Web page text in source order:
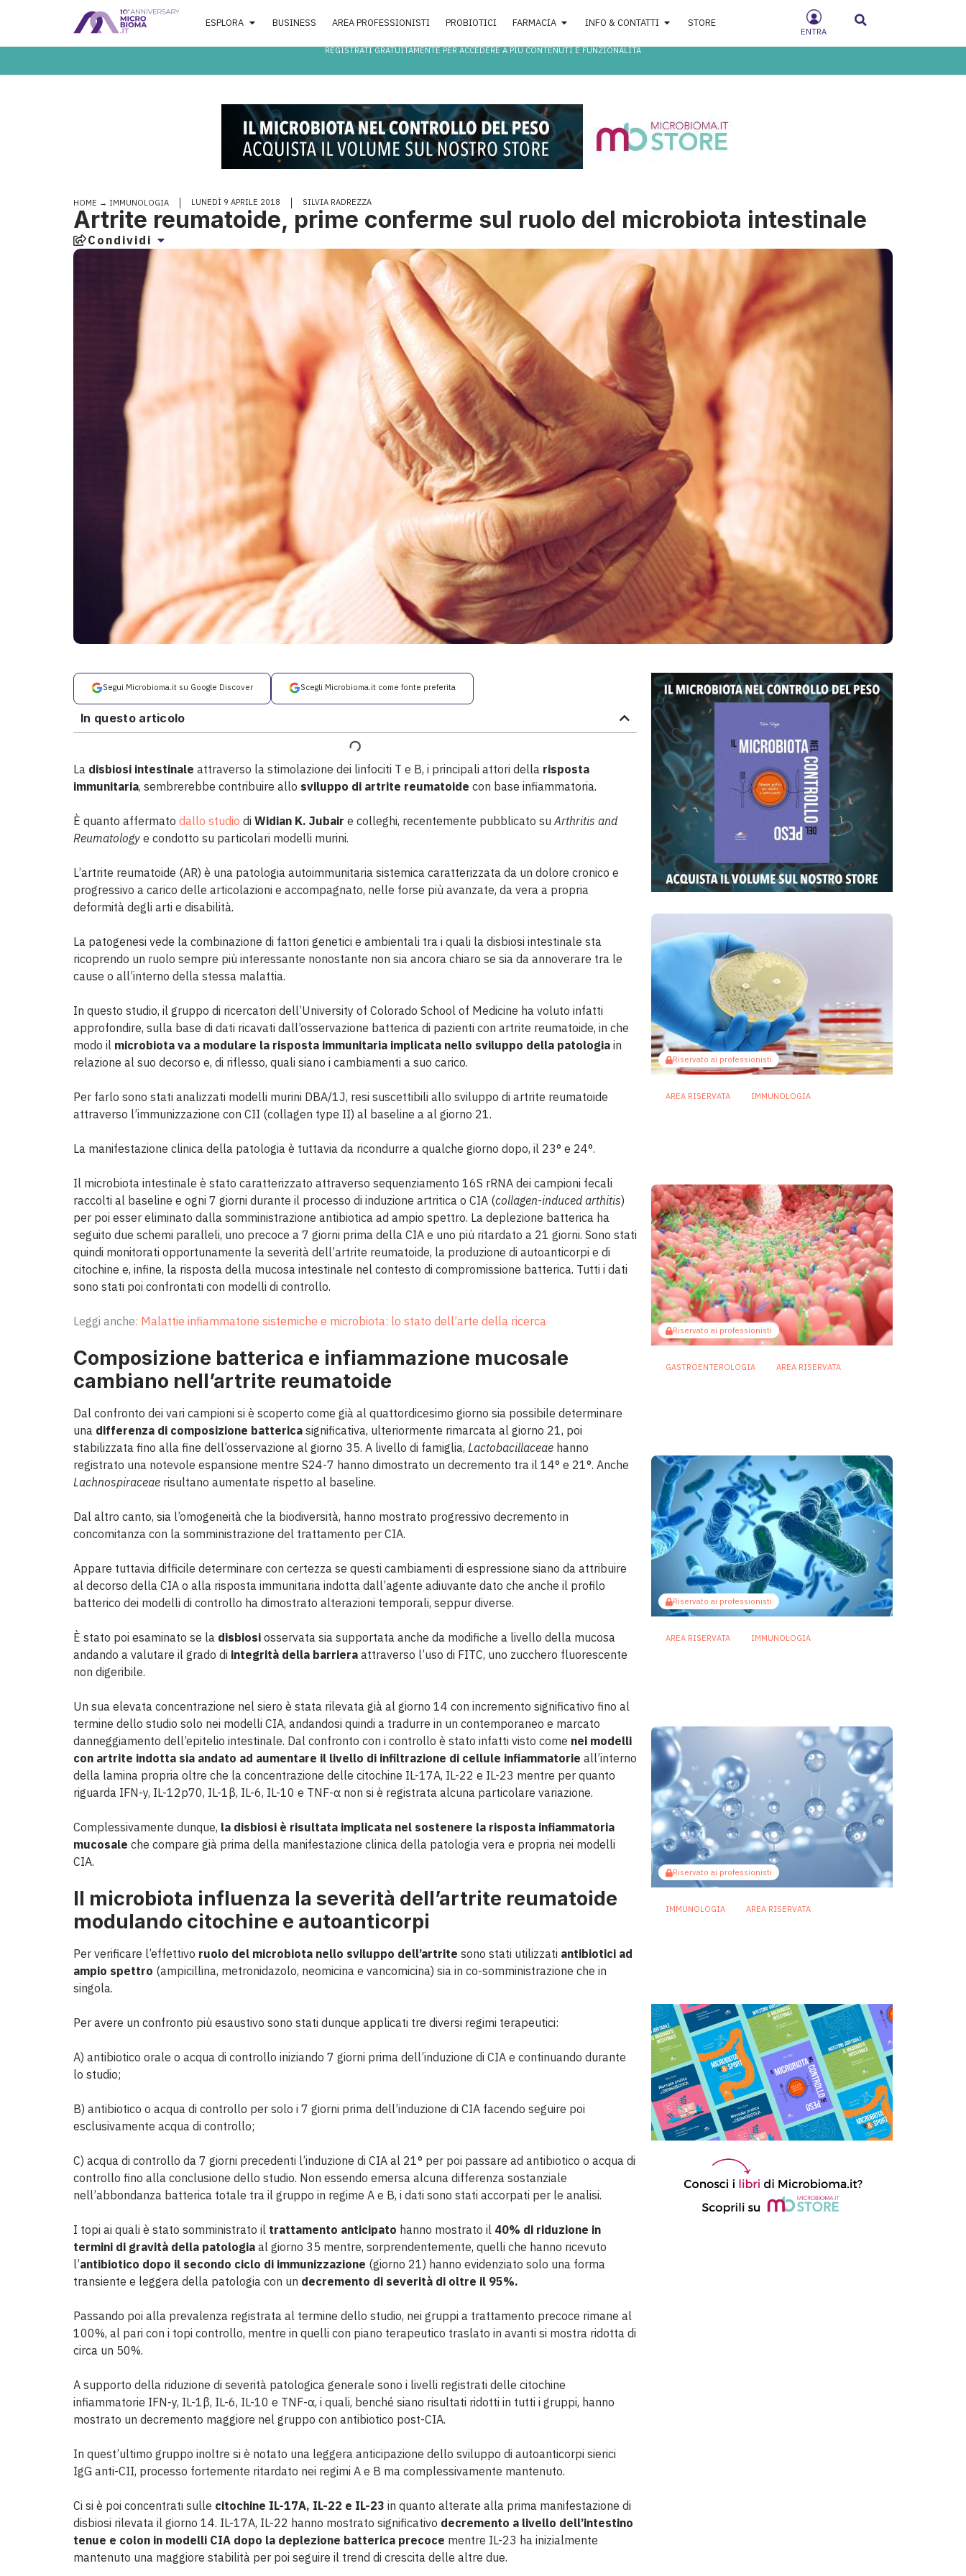
ESPLORA BUSINESS AREA PROFESSIONISTI PROBIOTICI FARMACIA INFO & CONTATTI STORE
ENTRA
REGISTRATI GRATUITAMENTE PER ACCEDERE A PIÙ CONTENUTI E FUNZIONALITÀ
HOME → IMMUNOLOGIA LUNEDÌ 9 APRILE 2018 SILVIA RADREZZA
Artrite reumatoide, prime conferme sul ruolo del microbiota intestinale
Condividi
Segui Microbioma.it su Google Discover Scegli Microbioma.it come fonte preferita
In questo articolo
La disbiosi intestinale attraverso la stimolazione dei linfociti T e B, i principali attori della risposta
immunitaria, sembrerebbe contribuire allo sviluppo di artrite reumatoide con base infiammatoria.
È quanto affermato dallo studio di Widian K. Jubair e colleghi, recentemente pubblicato su Arthritis and
Reumatology e condotto su particolari modelli murini.
L’artrite reumatoide (AR) è una patologia autoimmunitaria sistemica caratterizzata da un dolore cronico e
progressivo a carico delle articolazioni e accompagnato, nelle forse più avanzate, da vera a propria
deformità degli arti e disabilità.
La patogenesi vede la combinazione di fattori genetici e ambientali tra i quali la disbiosi intestinale sta
ricoprendo un ruolo sempre più interessante nonostante non sia ancora chiaro se sia da annoverare tra le
cause o all’interno della stessa malattia.
In questo studio, il gruppo di ricercatori dell’University of Colorado School of Medicine ha voluto infatti
approfondire, sulla base di dati ricavati dall’osservazione batterica di pazienti con artrite reumatoide, in che
modo il microbiota va a modulare la risposta immunitaria implicata nello sviluppo della patologia in
relazione al suo decorso e, di riflesso, quali siano i cambiamenti a suo carico.
Per farlo sono stati analizzati modelli murini DBA/1J, resi suscettibili allo sviluppo di artrite reumatoide
attraverso l’immunizzazione con CII (collagen type II) al baseline a al giorno 21.
La manifestazione clinica della patologia è tuttavia da ricondurre a qualche giorno dopo, il 23° e 24°.
Il microbiota intestinale è stato caratterizzato attraverso sequenziamento 16S rRNA dei campioni fecali
raccolti al baseline e ogni 7 giorni durante il processo di induzione artritica o CIA (collagen-induced arthitis)
per poi esser eliminato dalla somministrazione antibiotica ad ampio spettro. La deplezione batterica ha
seguito due schemi paralleli, uno precoce a 7 giorni prima della CIA e uno più ritardato a 21 giorni. Sono stati
quindi monitorati opportunamente la severità dell’artrite reumatoide, la produzione di autoanticorpi e di
citochine e, infine, la risposta della mucosa intestinale nel contesto di compromissione batterica. Tutti i dati
sono stati poi confrontati con modelli di controllo.
Leggi anche: Malattie infiammatorie sistemiche e microbiota: lo stato dell’arte della ricerca
Composizione batterica e infiammazione mucosale
cambiano nell’artrite reumatoide
Dal confronto dei vari campioni si è scoperto come già al quattordicesimo giorno sia possibile determinare
una differenza di composizione batterica significativa, ulteriormente rimarcata al giorno 21, poi
stabilizzata fino alla fine dell’osservazione al giorno 35. A livello di famiglia, Lactobacillaceae hanno
registrato una notevole espansione mentre S24-7 hanno dimostrato un decremento tra il 14° e 21°. Anche
Lachnospiraceae risultano aumentate rispetto al baseline.
Dal altro canto, sia l’omogeneità che la biodiversità, hanno mostrato progressivo decremento in
concomitanza con la somministrazione del trattamento per CIA.
Appare tuttavia difficile determinare con certezza se questi cambiamenti di espressione siano da attribuire
al decorso della CIA o alla risposta immunitaria indotta dall’agente adiuvante dato che anche il profilo
batterico dei modelli di controllo ha dimostrato alterazioni temporali, seppur diverse.
È stato poi esaminato se la disbiosi osservata sia supportata anche da modifiche a livello della mucosa
andando a valutare il grado di integrità della barriera attraverso l’uso di FITC, uno zucchero fluorescente
non digeribile.
Un sua elevata concentrazione nel siero è stata rilevata già al giorno 14 con incremento significativo fino al
termine dello studio solo nei modelli CIA, andandosi quindi a tradurre in un contemporaneo e marcato
danneggiamento dell’epitelio intestinale. Dal confronto con i controllo è stato infatti visto come nei modelli
con artrite indotta sia andato ad aumentare il livello di infiltrazione di cellule infiammatorie all’interno
della lamina propria oltre che la concentrazione delle citochine IL-17A, IL-22 e IL-23 mentre per quanto
riguarda IFN-y, IL-12p70, IL-1β, IL-6, IL-10 e TNF-α non si è registrata alcuna particolare variazione.
Complessivamente dunque, la disbiosi è risultata implicata nel sostenere la risposta infiammatoria
mucosale che compare già prima della manifestazione clinica della patologia vera e propria nei modelli
CIA.
Il microbiota influenza la severità dell’artrite reumatoide
modulando citochine e autoanticorpi
Per verificare l’effettivo ruolo del microbiota nello sviluppo dell’artrite sono stati utilizzati antibiotici ad
ampio spettro (ampicillina, metronidazolo, neomicina e vancomicina) sia in co-somministrazione che in
singola.
Per avere un confronto più esaustivo sono stati dunque applicati tre diversi regimi terapeutici:
A) antibiotico orale o acqua di controllo iniziando 7 giorni prima dell’induzione di CIA e continuando durante
lo studio;
B) antibiotico o acqua di controllo per solo i 7 giorni prima dell’induzione di CIA facendo seguire poi
esclusivamente acqua di controllo;
C) acqua di controllo da 7 giorni precedenti l’induzione di CIA al 21° per poi passare ad antibiotico o acqua di
controllo fino alla conclusione dello studio. Non essendo emersa alcuna differenza sostanziale
nell’abbondanza batterica totale tra il gruppo in regime A e B, i dati sono stati accorpati per le analisi.
I topi ai quali è stato somministrato il trattamento anticipato hanno mostrato il 40% di riduzione in
termini di gravità della patologia al giorno 35 mentre, sorprendentemente, quelli che hanno ricevuto
l’antibiotico dopo il secondo ciclo di immunizzazione (giorno 21) hanno evidenziato solo una forma
transiente e leggera della patologia con un decremento di severità di oltre il 95%.
Passando poi alla prevalenza registrata al termine dello studio, nei gruppi a trattamento precoce rimane al
100%, al pari con i topi controllo, mentre in quelli con piano terapeutico traslato in avanti si mostra ridotta di
circa un 50%.
A supporto della riduzione di severità patologica generale sono i livelli registrati delle citochine
infiammatorie IFN-y, IL-1β, IL-6, IL-10 e TNF-α, i quali, benché siano risultati ridotti in tutti i gruppi, hanno
mostrato un decremento maggiore nel gruppo con antibiotico post-CIA.
In quest’ultimo gruppo inoltre si è notato una leggera anticipazione dello sviluppo di autoanticorpi sierici
IgG anti-CII, processo fortemente ritardato nei regimi A e B ma complessivamente mantenuto.
Ci si è poi concentrati sulle citochine IL-17A, IL-22 e IL-23 in quanto alterate alla prima manifestazione di
disbiosi rilevata il giorno 14. IL-17A, IL-22 hanno mostrato significativo decremento a livello dell’intestino
tenue e colon in modelli CIA dopo la deplezione batterica precoce mentre IL-23 ha inizialmente
mantenuto una maggiore stabilità per poi seguire il trend di crescita delle altre due.
Riservato ai professionisti
AREA RISERVATA IMMUNOLOGIA
Riservato ai professionisti
GASTROENTEROLOGIA AREA RISERVATA
Riservato ai professionisti
AREA RISERVATA IMMUNOLOGIA
Riservato ai professionisti
IMMUNOLOGIA AREA RISERVATA